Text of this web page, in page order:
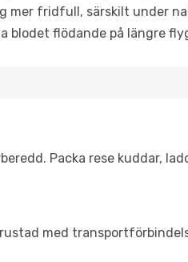
mer fridfull, särskilt under
blodet flödande på längre
Packa rese kuddar,
med